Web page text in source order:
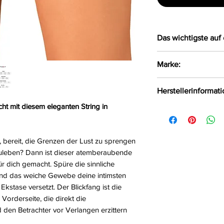
mit diesem eleganten String in
die Grenzen der Lust zu sprengen
Dann ist dieser atemberaubende
dich gemacht. Spüre die sinnliche
das weiche Gewebe deine intimsten
versetzt. Der Blickfang ist die
Vorderseite, die direkt die
Betrachter vor Verlangen erzittern
Das wichtigste auf
In der Front mit
versehen
Größe:S/M, L/XL
Material:
Marke:
Krolewska Street 1